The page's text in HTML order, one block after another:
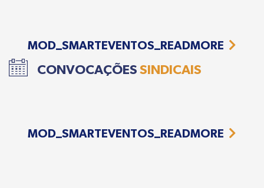
MOD_SMARTEVENTOS_READMORE
CONVOCAÇÕESSINDICAIS
MOD_SMARTEVENTOS_READMORE